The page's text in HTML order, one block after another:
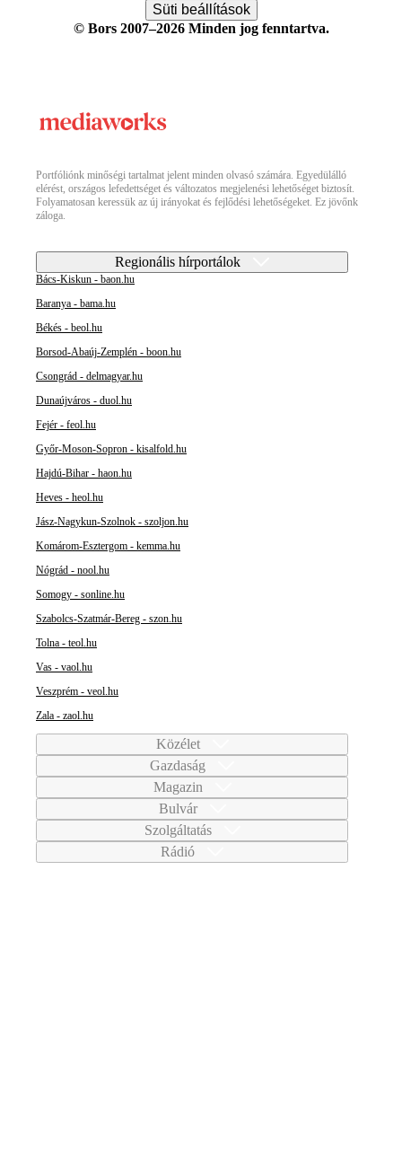
Süti beállítások
© Bors 2007–2026 Minden jog fenntartva.
Portfóliónk minőségi tartalmat jelent minden olvasó számára. Egyedülálló
elérést, országos lefedettséget és változatos megjelenési lehetőséget biztosít.
Folyamatosan keressük az új irányokat és fejlődési lehetőségeket. Ez jövőnk
záloga.
Regionális hírportálok
Bács-Kiskun - baon.hu
Baranya - bama.hu
Békés - beol.hu
Borsod-Abaúj-Zemplén - boon.hu
Csongrád - delmagyar.hu
Dunaújváros - duol.hu
Fejér - feol.hu
Győr-Moson-Sopron - kisalfold.hu
Hajdú-Bihar - haon.hu
Heves - heol.hu
Jász-Nagykun-Szolnok - szoljon.hu
Komárom-Esztergom - kemma.hu
Nógrád - nool.hu
Somogy - sonline.hu
Szabolcs-Szatmár-Bereg - szon.hu
Tolna - teol.hu
Vas - vaol.hu
Veszprém - veol.hu
Zala - zaol.hu
Közélet
Gazdaság
Magazin
Bulvár
Szolgáltatás
Rádió